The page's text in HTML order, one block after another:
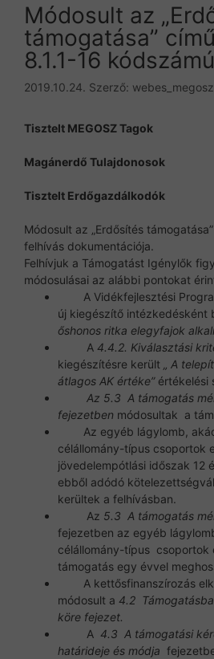
Módosult az
támogatása”
8.1.1-16
2019.10.24. Szerző: webes_megosz
Tisztelt MEGOSZ Tagok
Magánerdő Tulajdonosok
Tisztelt Erdőgazdálkodók
Módosult az „Erdősítés
felhívás dokumentációja.
Felhívjuk a Támogatást Igénylők
módosulásai az alábbi pontokat
A Vidékfejlesztési
új kiegészítő intézkedésként
őshonos ritka elegyfajok
A 4.4.2. Kiválasztási
kiegészítésre került
„ A
átlagos AK értéke” értékelési
Az 5.3 A támogatás
fejezetben módosultak a
Az egyéb lágylomb, akác
célállomány-típus csoportok
jövedelempótlási időszak 12
ebből adódó
kerültek a felhívásban.
Az 5.3 A támogatás
fejezetben az egyéb
célállomány-típus csoportok
támogatás egy évvel
A kettősfinanszírozás
módosult a 4.2
köre fejezet.
A 4.3 A támogatási
határideje és módja